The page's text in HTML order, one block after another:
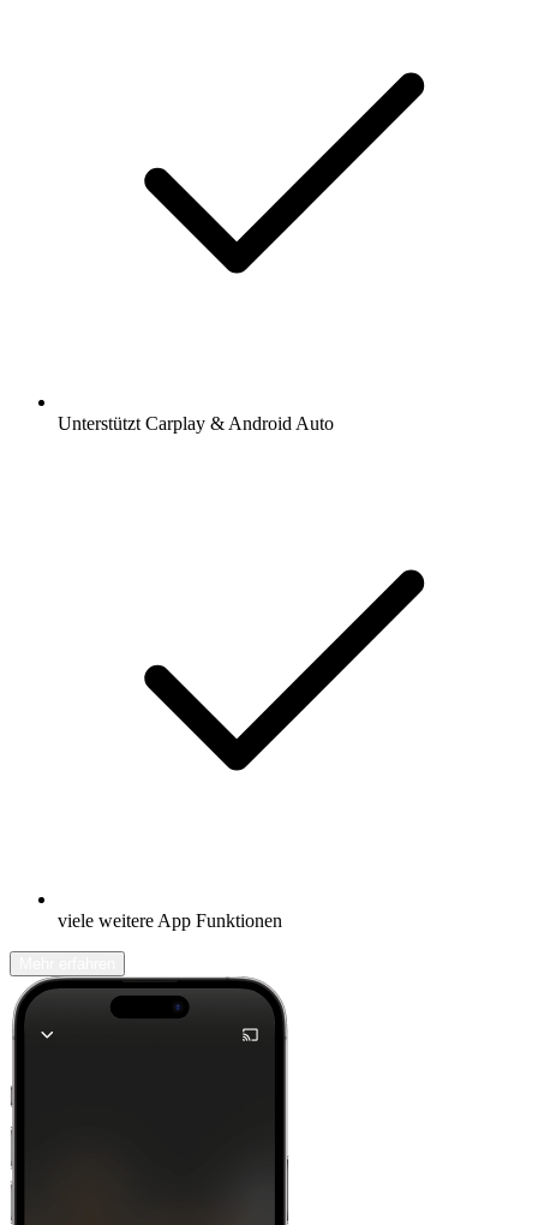
Unterstützt Carplay & Android Auto
viele weitere App Funktionen